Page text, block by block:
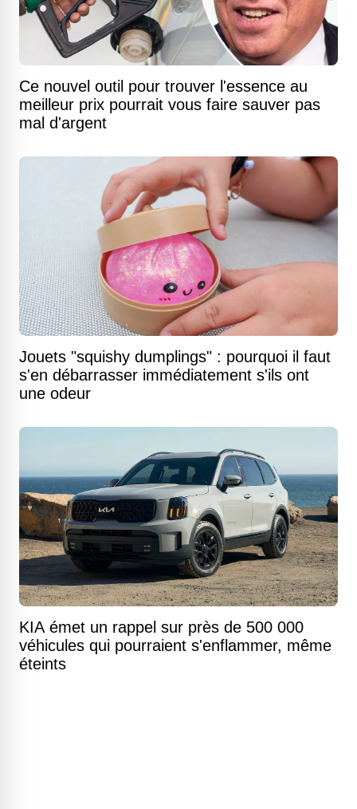
Ce nouvel outil pour trouver l'essence au
meilleur prix pourrait vous faire sauver pas
mal d'argent
Jouets "squishy dumplings" : pourquoi il faut
s'en débarrasser immédiatement s'ils ont
une odeur
KIA émet un rappel sur près de 500 000
véhicules qui pourraient s'enflammer, même
éteints